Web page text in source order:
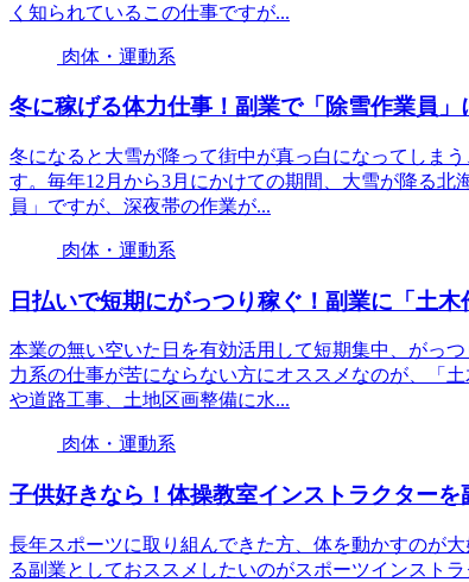
く知られているこの仕事ですが...
肉体・運動系
冬に稼げる体力仕事！副業で「除雪作業員」
冬になると大雪が降って街中が真っ白になってしま
す。毎年12月から3月にかけての期間、大雪が降る
員」ですが、深夜帯の作業が...
肉体・運動系
日払いで短期にがっつり稼ぐ！副業に「土木
本業の無い空いた日を有効活用して短期集中、がっ
力系の仕事が苦にならない方にオススメなのが、「
や道路工事、土地区画整備に水...
肉体・運動系
子供好きなら！体操教室インストラクターを
長年スポーツに取り組んできた方、体を動かすのが
る副業としておススメしたいのがスポーツインスト